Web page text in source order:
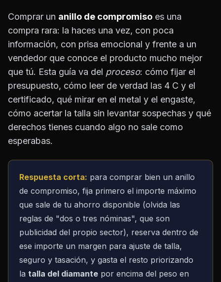
Comprar un anillo de compromiso es una
compra rara: la haces una vez, con poca
información, con prisa emocional y frente a un
vendedor que conoce el producto mucho mejor
que tú. Esta guía va del proceso: cómo fijar el
presupuesto, cómo leer de verdad las 4 C y el
certificado, qué mirar en el metal y el engaste,
cómo acertar la talla sin levantar sospechas y qué
derechos tienes cuando algo no sale como
esperabas.
Respuesta corta: para comprar bien un anillo
de compromiso, fija primero el importe máximo
que sale de tu ahorro disponible (olvida las
reglas de "dos o tres nóminas", que son
publicidad del propio sector), reserva dentro de
ese importe un margen para ajuste de talla,
seguro y tasación, y gasta el resto priorizando
la talla del diamante por encima del peso en